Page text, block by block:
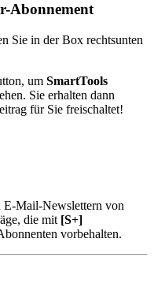
Abonnement
Sie in der Box rechtsunten
um SmartTools
Sie erhalten dann
für Sie freischaltet!
E-Mail-Newslettern von
die mit [S+]
vorbehalten.